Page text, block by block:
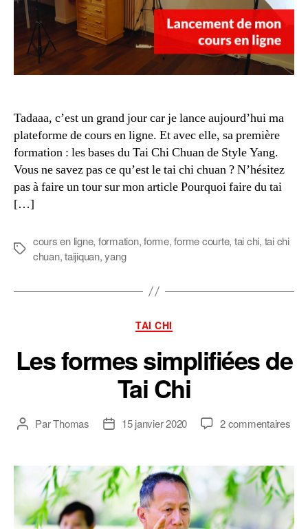
en
Tadaaa, c’est un grand jour car je lance aujourd’hui ma
plateforme de cours en ligne. Et avec elle, sa première
formation : les bases du Tai Chi Chuan de Style Yang.
Vous ne savez pas ce qu’est le tai chi chuan ? N’hésitez
pas à faire un tour sur mon article Pourquoi faire du tai
[…]
Étiquettes
cours en ligne, formation,forme,forme courte, tai chi, tai chi
chuan,taijiquan,yang
Catégories
TAI CHI
Les formes simplifiées de
Tai Chi
Auteur
ParThomas
Date15 janvier 2020 2 commentairessur
Tai
Chi